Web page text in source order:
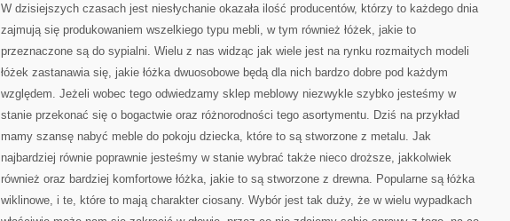
W dzisiejszych czasach jest niesłychanie okazała ilość producentów, którzy to każdego dnia
zajmują się produkowaniem wszelkiego typu mebli, w tym również łóżek, jakie to
przeznaczone są do sypialni. Wielu z nas widząc jak wiele jest na rynku rozmaitych modeli
łóżek zastanawia się, jakie łóżka dwuosobowe będą dla nich bardzo dobre pod każdym
względem. Jeżeli wobec tego odwiedzamy sklep meblowy niezwykle szybko jesteśmy w
stanie przekonać się o bogactwie oraz różnorodności tego asortymentu. Dziś na przykład
mamy szansę nabyć meble do pokoju dziecka, które to są stworzone z metalu. Jak
najbardziej równie poprawnie jesteśmy w stanie wybrać także nieco droższe, jakkolwiek
również oraz bardziej komfortowe łóżka, jakie to są stworzone z drewna. Popularne są łóżka
wiklinowe, i te, które to mają charakter ciosany. Wybór jest tak duży, że w wielu wypadkach